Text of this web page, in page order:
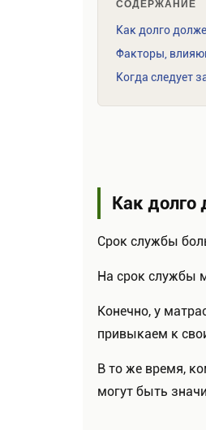
СОДЕРЖАНИЕ
Как долго
Факторы,
Когда следует
Как долго
Срок службы
На срок службы
Конечно, у
привыкаем к
В то же время,
могут быть